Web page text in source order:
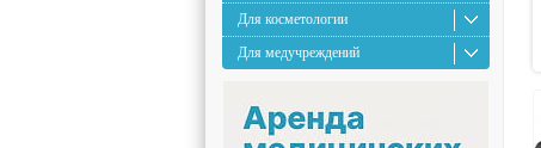
Для косметологии
Для медучреждений